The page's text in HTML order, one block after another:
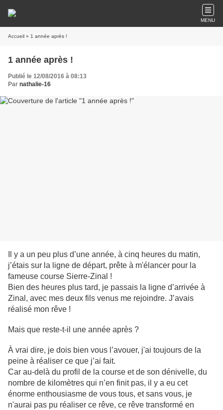
MENU
Accueil » 1 année après !
1 année après !
Publié le 12/08/2016 à 08:13
Par nathalie-16
Il y a un peu plus d’une année, à cinq heures du matin,
j’étais sur la ligne de départ, prête à m'élancer pour la
fameuse course Sierre-Zinal !
Bien des heures plus tard, je passais la ligne d’arrivée à
Zinal, avec mes deux fils venus me rejoindre. J’avais
réalisé mon rêve !
Mais que reste-t-il une année après ?
À vrai dire, je dois bien vous l’avouer, j'ai toujours de la
peine à réaliser ce que j’ai fait.
Car au-delà du profil de la course et de son dénivelle, du
nombre de kilomètres qui n’en finit pas, il y a eu cet
énorme enthousiasme de vous tous, et sans vous, je
n'aurai pas pu réaliser ce rêve, ce rêve transformé en